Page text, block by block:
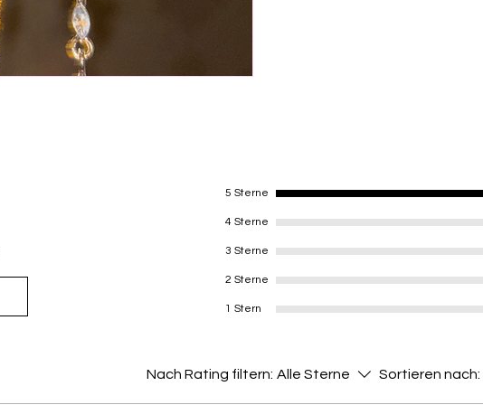
5 Sterne
4 Sterne
3 Sterne
2 Sterne
1 Stern
Nach Rating filtern: Alle Sterne Sortieren nach: